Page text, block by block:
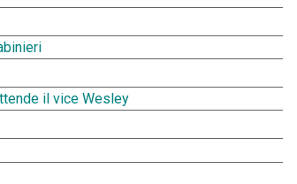
il vice Wesley